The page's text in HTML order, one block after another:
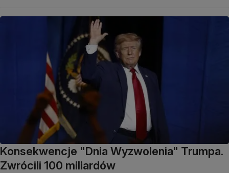
Konsekwencje "Dnia Wyzwolenia" Trumpa.
Zwrócili 100 miliardów